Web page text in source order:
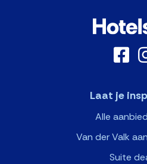
Laat je
Alle
Van der Valk
Suite